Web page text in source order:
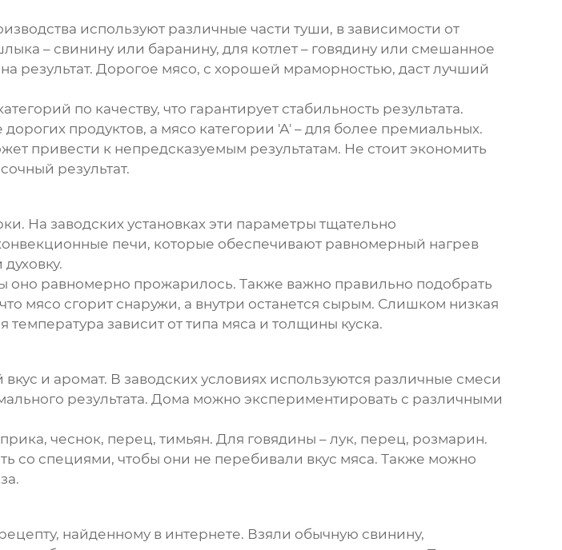
используют различные части туши, в зависимости от
– свинину или баранину, для котлет – говядину или смешанное
результат. Дорогое мясо, с хорошей мраморностью, даст лучший
по качеству, что гарантирует стабильность результата.
продуктов, а мясо категории 'А' – для более премиальных.
привести к непредсказуемым результатам. Не стоит экономить
результат.
На заводских установках эти параметры тщательно
печи, которые обеспечивают равномерный нагрев
оно равномерно прожарилось. Также важно правильно подобрать
мясо сгорит снаружи, а внутри останется сырым. Слишком низкая
зависит от типа мяса и толщины куска.
и аромат. В заводских условиях используются различные смеси
результата. Дома можно экспериментировать с различными
чеснок, перец, тимьян. Для говядины – лук, перец, розмарин.
со специями, чтобы они не перебивали вкус мяса. Также можно
найденному в интернете. Взяли обычную свинину,